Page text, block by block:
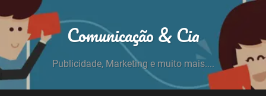
Comunicação & Cia
Publicidade, Marketing e muito mais....